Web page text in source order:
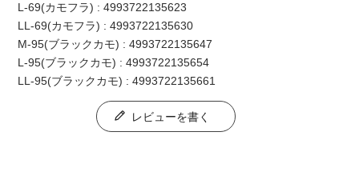
L-69(カモフラ) : 4993722135623
LL-69(カモフラ) : 4993722135630
M-95(ブラックカモ) : 4993722135647
L-95(ブラックカモ) : 4993722135654
LL-95(ブラックカモ) : 4993722135661
レビューを書く